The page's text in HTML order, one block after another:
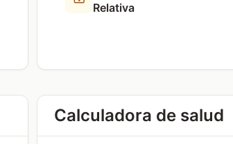
Relativa
Calculadora de salud